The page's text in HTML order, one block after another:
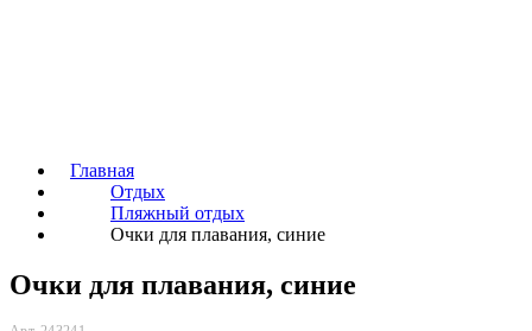
Главная
Отдых
Пляжный отдых
Очки для плавания, синие
Очки для плавания, синие